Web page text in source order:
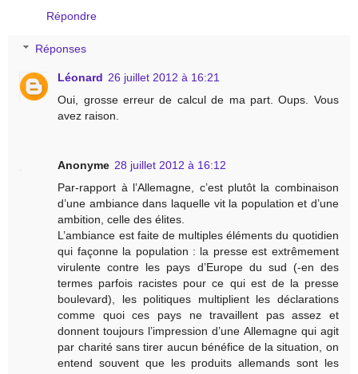
Répondre
Réponses
Léonard 26 juillet 2012 à 16:21
Oui, grosse erreur de calcul de ma part. Oups. Vous
avez raison.
Anonyme 28 juillet 2012 à 16:12
Par-rapport à l’Allemagne, c’est plutôt la combinaison
d’une ambiance dans laquelle vit la population et d’une
ambition, celle des élites.
L’ambiance est faite de multiples éléments du quotidien
qui façonne la population : la presse est extrêmement
virulente contre les pays d’Europe du sud (-en des
termes parfois racistes pour ce qui est de la presse
boulevard), les politiques multiplient les déclarations
comme quoi ces pays ne travaillent pas assez et
donnent toujours l’impression d’une Allemagne qui agit
par charité sans tirer aucun bénéfice de la situation, on
entend souvent que les produits allemands sont les